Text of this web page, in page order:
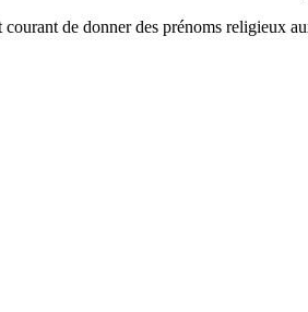
de donner des prénoms religieux